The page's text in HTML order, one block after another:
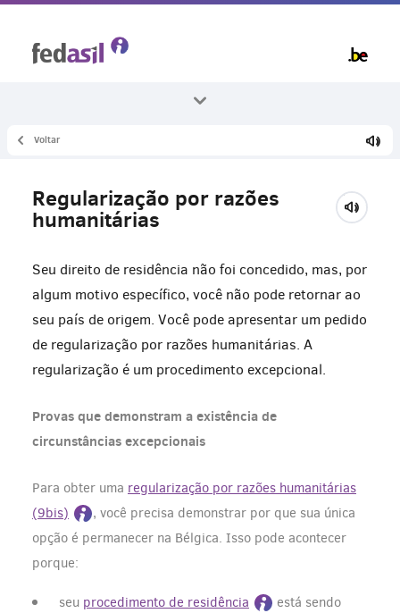
Todos os temas
Outros procedimentos
Voltar
Regularização por razões
humanitárias
Seu direito de residência não foi concedido, mas, por
algum motivo específico, você não pode retornar ao
seu país de origem. Você pode apresentar um pedido
de regularização por razões humanitárias. A
regularização é um procedimento excepcional.
Provas que demonstram a existência de
circunstâncias excepcionais
Para obter uma regularização por razões humanitárias
(9bis)
, você precisa demonstrar por que sua única
opção é permanecer na Bélgica. Isso pode acontecer
porque:
seu procedimento de residência
está sendo